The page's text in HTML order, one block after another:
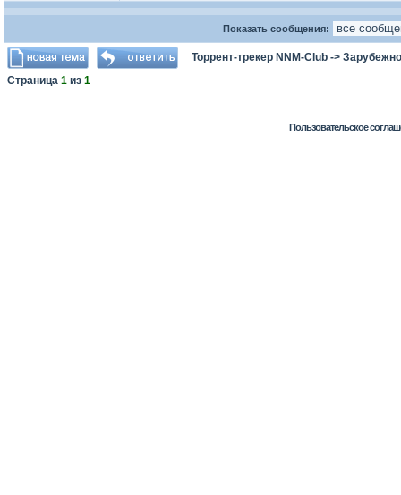
Показать сообщения:
Торрент-трекер NNM-Club ->
Страница 1 из 1
Пользовательское